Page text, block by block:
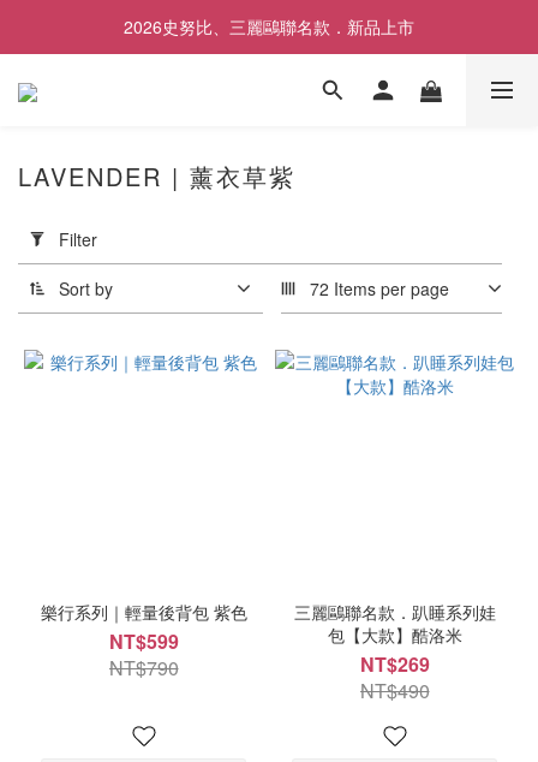
歡慶SNOOPY生日❤限時1件免運
2026史努比、三麗鷗聯名款．新品上市
歡慶SNOOPY生日❤限時1件免運
Filter
(0/20)
Range
(NT$)
LAVENDER | 薰衣草紫
Filter
Sort by 72 Items per page
樂行系列｜輕量後背包 紫色
NT$599
NT$790
三麗鷗聯名款．趴睡系列娃
包【大款】酷洛米
NT$269
NT$490